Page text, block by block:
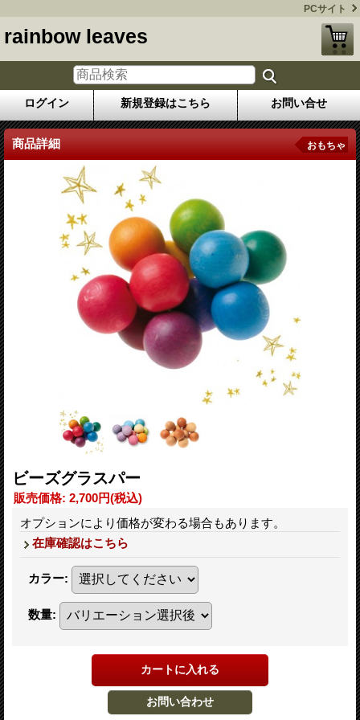
PCサイト
rainbow leaves
ログイン 新規登録はこちら お問い合せ
商品詳細 おもちゃ
ビーズグラスパー
販売価格: 2,700円(税込)
オプションにより価格が変わる場合もあります。
在庫確認はこちら
カラー:
数量: